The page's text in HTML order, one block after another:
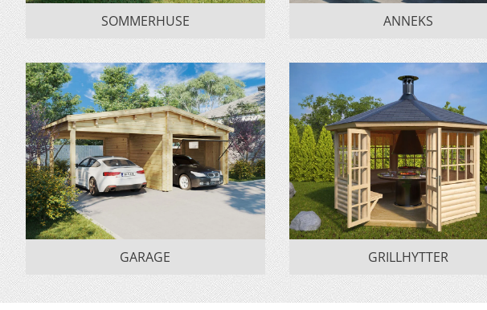
SOMMERHUSE ANNEKS
GARAGE GRILLHYTTER